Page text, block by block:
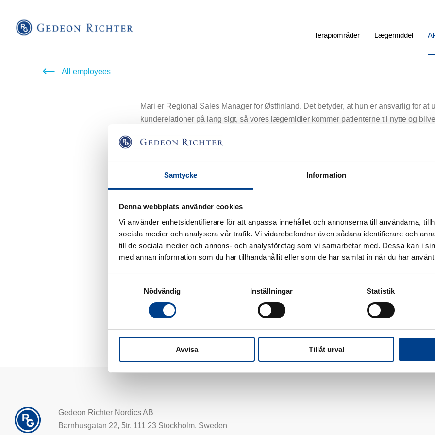
Samtycke Information
Denna webbplats använder cookies
Vi använder enhetsidentifierare för att anpassa innehållet och annonserna till användarna,
sociala medier och analysera vår trafik. Vi vidarebefordrar även sådana identifierare och
till de sociala medier och annons- och analysföretag som vi samarbetar med. Dessa kan i
med annan information som du har tillhandahållit eller som de har samlat in när du har
Nödvändig
Inställningar Statistik
Avvisa Tillåt urval
Terapiområder Lægemiddel
All employees
Mari er Regional Sales Manager for Østfinland. Det betyder, at hun er ansvarlig for at
kunderelationer på lang sigt, så vores lægemidler kommer patienterne til nytte og
Hun har tidligere arbejdet i medicinalvirksomheder som Stada, Schering-Plough og
karriere i lægemiddelindustrien som marketingassistent, og hendes første job i
Plough. I løbet af årene har hun arbejdet sammen med dermatologer, børnelæger,
praktiserende læger i hovedstadsregionen i Finland.
Mari har altid haft en stor interesse for heste. Hun er national dressurdommer og har
Gedeon Richter Nordics AB
Barnhusgatan 22, 5tr, 111 23 Stockholm, Sweden